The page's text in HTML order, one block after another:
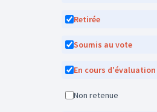
Retirée
Soumis au vote
En cours d'évaluation
Non retenue